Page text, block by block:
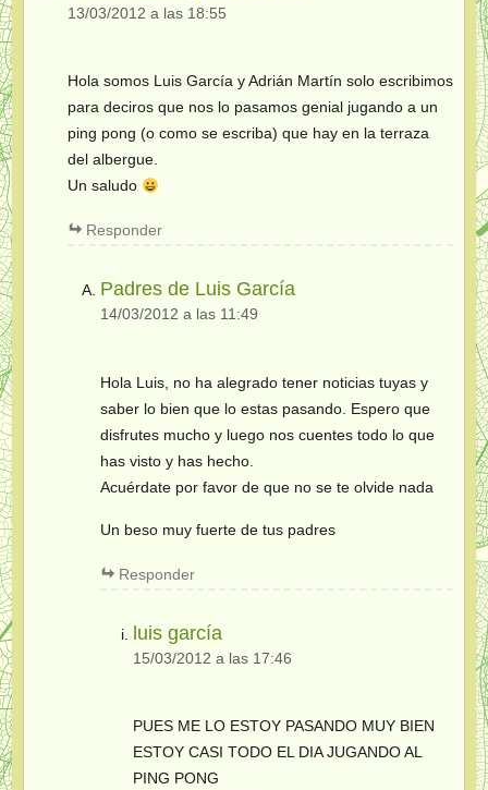
13/03/2012 a las 18:55
Hola somos Luis García y Adrián Martín solo escribimos
para deciros que nos lo pasamos genial jugando a un
ping pong (o como se escriba) que hay en la terraza
del albergue.
Un saludo
Responder
Padres de Luis García
14/03/2012 a las 11:49
Hola Luis, no ha alegrado tener noticias tuyas y
saber lo bien que lo estas pasando. Espero que
disfrutes mucho y luego nos cuentes todo lo que
has visto y has hecho.
Acuérdate por favor de que no se te olvide nada
Un beso muy fuerte de tus padres
Responder
luis garcía
15/03/2012 a las 17:46
PUES ME LO ESTOY PASANDO MUY BIEN
ESTOY CASI TODO EL DIA JUGANDO AL
PING PONG